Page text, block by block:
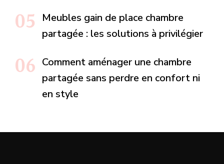
Meubles gain de place chambre
partagée : les solutions à privilégier
Comment aménager une chambre
partagée sans perdre en confort ni
en style